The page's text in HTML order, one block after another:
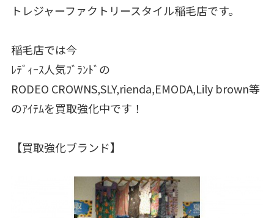
トレジャーファクトリースタイル稲毛店です。
稲毛店では今
ﾚﾃﾞｨｰｽ人気ﾌﾞﾗﾝﾄﾞの
RODEO CROWNS,SLY,rienda,EMODA,Lily brown等
のｱｲﾃﾑを買取強化中です！
【買取強化ブランド】